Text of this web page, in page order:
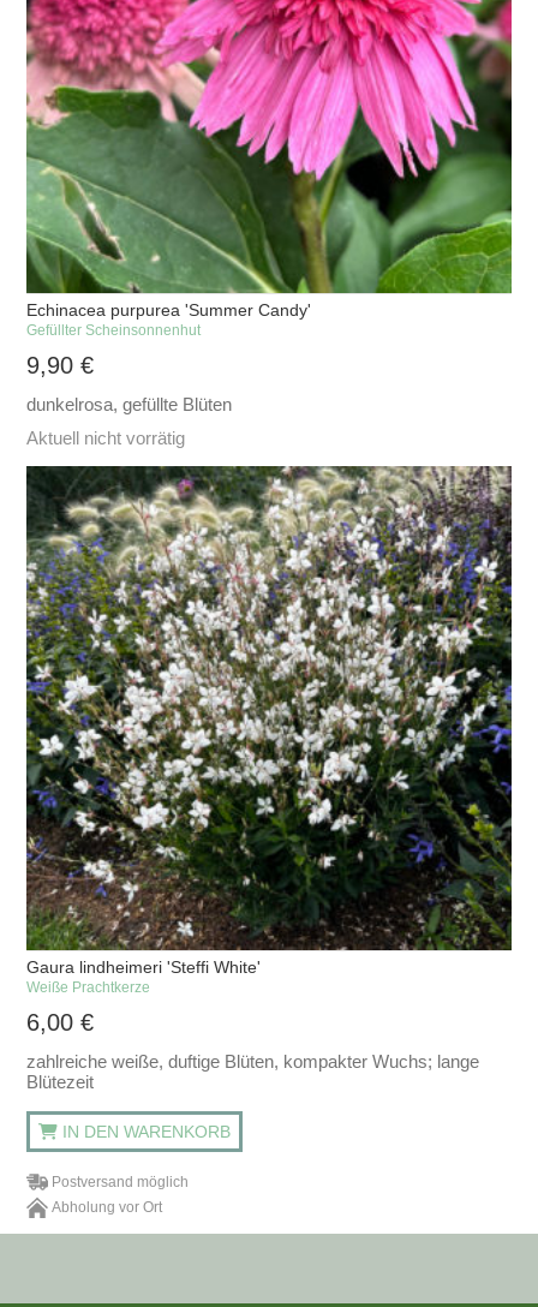
Echinacea purpurea 'Summer Candy'
Gefüllter Scheinsonnenhut
9,90€
dunkelrosa, gefüllte Blüten
Aktuell nicht vorrätig
Gaura lindheimeri 'Steffi White'
Weiße Prachtkerze
6,00€
zahlreiche weiße, duftige Blüten, kompakter Wuchs; lange
Blütezeit
IN DEN WARENKORB
Postversand möglich
Abholung vor Ort